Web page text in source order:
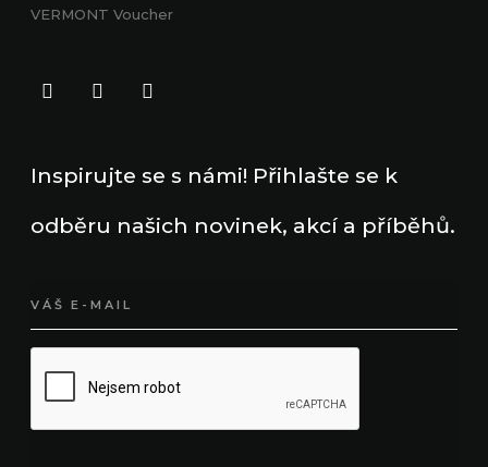
VERMONT Voucher
Inspirujte se s námi! Přihlašte se k
odběru našich novinek, akcí a příběhů.